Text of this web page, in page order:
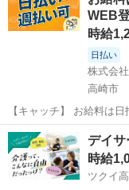
エクステ サロン内業務
WEB
時給
日払い
株式会
高崎市
【キャッチ】 お給料は
OK！「ポスターなどの
～40代のスタッフが多数活躍中★ 【コメント】 ＼
働きませんか♪／ ...
群馬 仕分
デイ
時給
ツクイ